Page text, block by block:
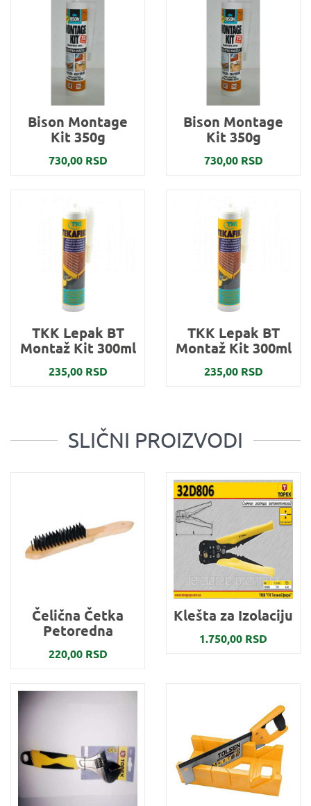
Bison Montage
Kit 350g
730,00 RSD
Bison Montage
Kit 350g
730,00 RSD
TKK Lepak BT
Montaž Kit 300ml
235,00 RSD
TKK Lepak BT
Montaž Kit 300ml
235,00 RSD
SLIČNI PROIZVODI
Čelična Četka
Petoredna
220,00 RSD
Klešta za Izolaciju
1.750,00 RSD